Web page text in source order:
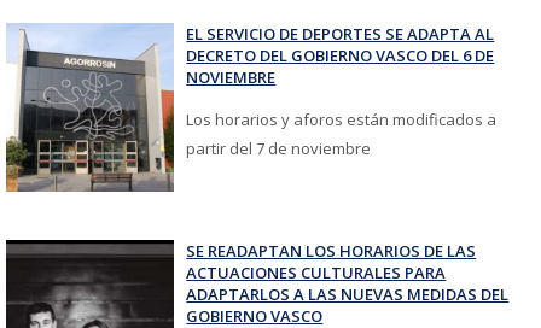
EL SERVICIO DE DEPORTES SE ADAPTA AL
DECRETO DEL GOBIERNO VASCO DEL 6 DE
NOVIEMBRE
Los horarios y aforos están modificados a
partir del 7 de noviembre
SE READAPTAN LOS HORARIOS DE LAS
ACTUACIONES CULTURALES PARA
ADAPTARLOS A LAS NUEVAS MEDIDAS DEL
GOBIERNO VASCO